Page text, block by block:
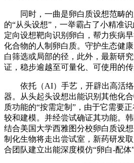
同时，一曲是卵白质设想范畴的
的“从头设想”，一举霸占了小精准
定向设想靶向识别卵白，帮力疾病
化合物的人制卵白质。守护生态健
白筛选或局部的径，此外，最新研
证，稳步逾越至可量化、可使用的
依托（AI）手艺，开辟出高活络
器。从头起头设想出能识别其他化
质功能的“按需定制”，由于它需要
较和建模。并经尝试确证其功能。
结合美国大学西雅图分校卵白质设
制化生物将走出尝试室，新药研发
合团队建立出能深度模仿“卵白-配体